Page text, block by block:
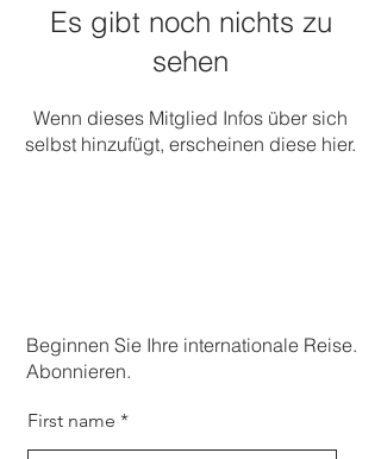
Es gibt noch nichts zu
sehen
Wenn dieses Mitglied Infos über sich
selbst hinzufügt, erscheinen diese hier.
Beginnen Sie Ihre internationale Reise.
Abonnieren.
First name